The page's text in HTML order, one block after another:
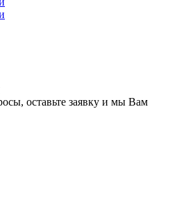
оставьте заявку и мы Вам